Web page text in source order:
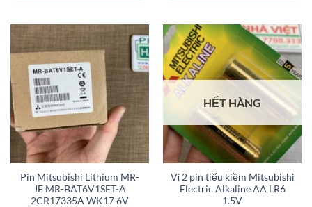
Pin Mitsubishi Lithium MR-
JE MR-BAT6V1SET-A
2CR17335A WK17 6V
HẾT HÀNG
Vỉ 2 pin tiểu kiềm Mitsubishi
Electric Alkaline AA LR6
1.5V